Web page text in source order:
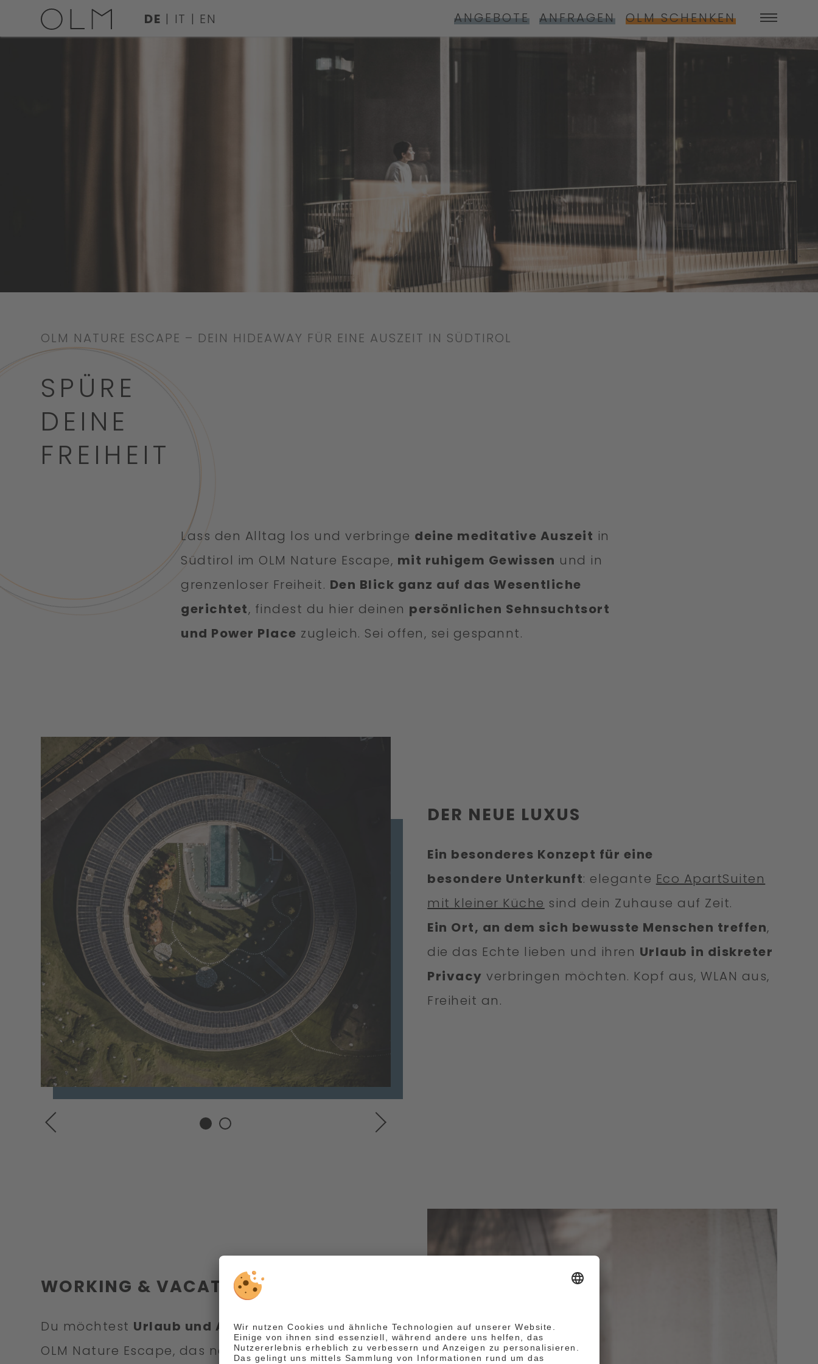
ANGEBOTE ANFRAGEN OLM SCHENKEN
DE IT EN
OLM NATURE ESCAPE – DEIN HIDEAWAY FÜR EINE AUSZEIT IN SÜDTIROL
SPÜRE
DEINE
FREIHEIT
Lass den Alltag los und verbringe deine meditative Auszeit in
Südtirol im OLM Nature Escape, mit ruhigem Gewissen und in
grenzenloser Freiheit. Den Blick ganz auf das Wesentliche
gerichtet, findest du hier deinen persönlichen Sehnsuchtsort
und Power Place zugleich. Sei offen, sei gespannt.
DER NEUE LUXUS
Ein besonderes Konzept für eine
besondere Unterkunft: elegante Eco ApartSuiten
mit kleiner Küche sind dein Zuhause auf Zeit.
Ein Ort, an dem sich bewusste Menschen treffen,
die das Echte lieben und ihren Urlaub in diskreter
Privacy verbringen möchten. Kopf aus, WLAN aus,
Freiheit an.
WORKING & VACATION
Du möchtest Urlaub und Arbeit kombinieren?
OLM Nature Escape, das neue Hideaway in Südtirol